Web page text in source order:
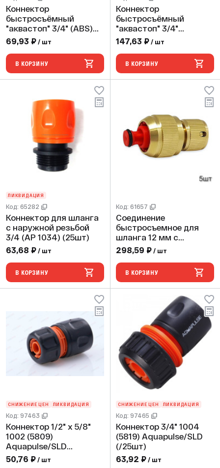
Коннектор
быстросъёмный
"аквастоп" 3/4" (ABS)
(240/60 шт)
PLAMIX/CRAB/HORKE
PL-406
69,93 ₽ / шт
В КОРЗИНУ
Коннектор
быстросъёмный
"аквастоп" 3/4"
(ABS,TPR,PP,блистер)
(240/24
шт)PLAMIX/CRAB/HORK
E PRO PL-4526
147,63 ₽ / шт
В КОРЗИНУ
ЛИКВИДАЦИЯ
Код: 65282
Коннектор для шланга
с наружной резьбой
3/4 (АР 1034) (25шт)
63,68 ₽ / шт
В КОРЗИНУ
Код: 61657
Соединение
быстросъемное для
шланга 12 мм с
аквастопом TIM
298,59 ₽ / шт
В КОРЗИНУ
СНИЖЕНИЕ ЦЕН ЛИКВИДАЦИЯ
Код: 97463
Коннектор 1/2" х 5/8"
1002 (5809)
Aquapulse/SLD
(250/25шт)
50,76 ₽ / шт
СНИЖЕНИЕ ЦЕН ЛИКВИДАЦИЯ
Код: 97465
Коннектор 3/4" 1004
(5819) Aquapulse/SLD
(/25шт)
63,92 ₽ / шт